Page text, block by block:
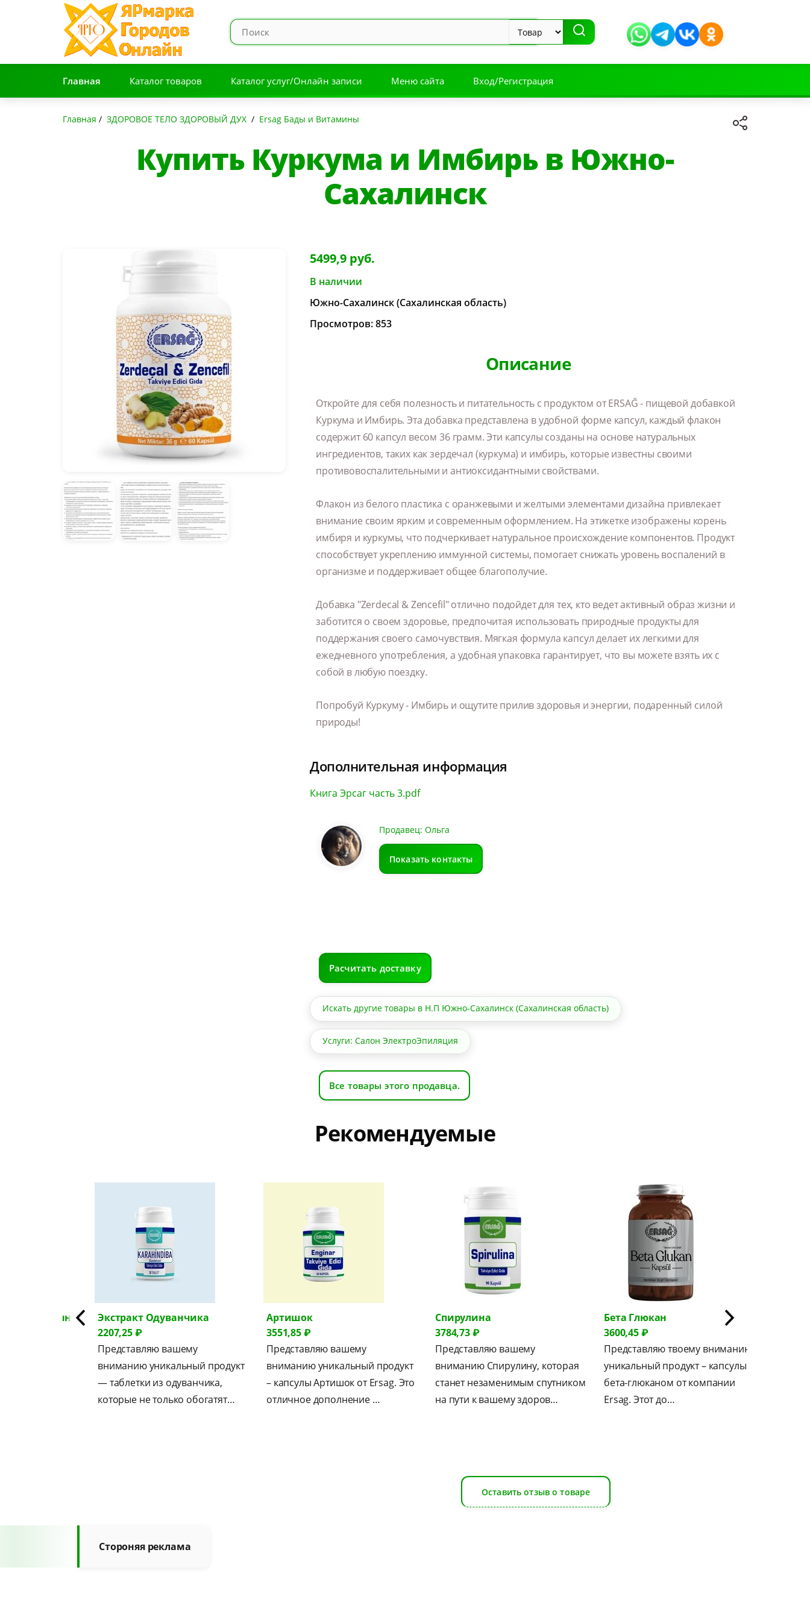
Главная Каталог товаров Каталог услуг/Онлайн записи Меню сайта Вход/Регистрация
Главная / ЗДОРОВОЕ ТЕЛО ЗДОРОВЫЙ ДУХ / Ersag Бады и Витамины
Купить Куркума и Имбирь в Южно-
Сахалинск
5499,9 руб.
В наличии
Южно-Сахалинск (Сахалинская область)
Просмотров: 853
Описание
Откройте для себя полезность и питательность с продуктом от ERSAĞ - пищевой добавкой
Куркума и Имбирь. Эта добавка представлена в удобной форме капсул, каждый флакон
содержит 60 капсул весом 36 грамм. Эти капсулы созданы на основе натуральных
ингредиентов, таких как зердечал (куркума) и имбирь, которые известны своими
противовоспалительными и антиоксидантными свойствами.
Флакон из белого пластика с оранжевыми и желтыми элементами дизайна привлекает
внимание своим ярким и современным оформлением. На этикетке изображены корень
имбиря и куркумы, что подчеркивает натуральное происхождение компонентов. Продукт
способствует укреплению иммунной системы, помогает снижать уровень воспалений в
организме и поддерживает общее благополучие.
Добавка "Zerdecal & Zencefil" отлично подойдет для тех, кто ведет активный образ жизни и
заботится о своем здоровье, предпочитая использовать природные продукты для
поддержания своего самочувствия. Мягкая формула капсул делает их легкими для
ежедневного употребления, а удобная упаковка гарантирует, что вы можете взять их с
собой в любую поездку.
Попробуй Куркуму - Имбирь и ощутите прилив здоровья и энергии, подаренный силой
природы!
Дополнительная информация
Книга Эрсаг часть 3.pdf
Продавец: Ольга
Показать контакты
Расчитать доставку
Искать другие товары в Н.П Южно-Сахалинск (Сахалинская область)
Услуги: Салон ЭлектроЭпиляция
Все товары этого продавца.
Рекомендуемые
Одуванчика
уникальный продукт
таблетки из одуванчика,
не только обогатят…
Артишок
Представляю вашему
вниманию уникальный продукт
– капсулы Артишок от Ersag. Это
отличное дополнение …
Представляю вашему
вниманию Спирулину, которая
станет незаменимым спутником
на пути к вашему здоров…
Представляю твоему вниманию
уникальный продукт – капсулы с
бета-глюканом от компании
Ersag. Этот до…
Экстракт Клюквы
Представляю вашему
вниманию натуральный
продукт — таблетки из
(Cranberry), которые станут
Оставить отзыв о товаре
Стороняя реклама